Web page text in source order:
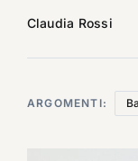
Claudia Rossi
ARGOMENTI: